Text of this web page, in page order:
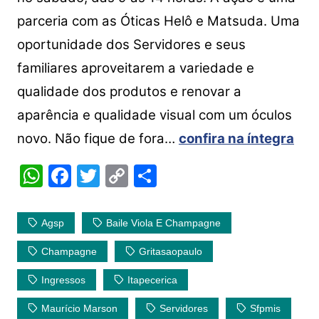
parceria com as Óticas Helô e Matsuda. Uma
oportunidade dos Servidores e seus
familiares aproveitarem a variedade e
qualidade dos produtos e renovar a
aparência e qualidade visual com um óculos
novo. Não fique de fora… confira na íntegra
W
at
s
A
p
p
F
c
e
b
o
o
T
itt
er
C
p
y
Li
n
k
S
ar
e
Agsp Baile Viola E Champagne
Champagne Gritasaopaulo
Ingressos Itapecerica
Maurício Marson Servidores Sfpmis